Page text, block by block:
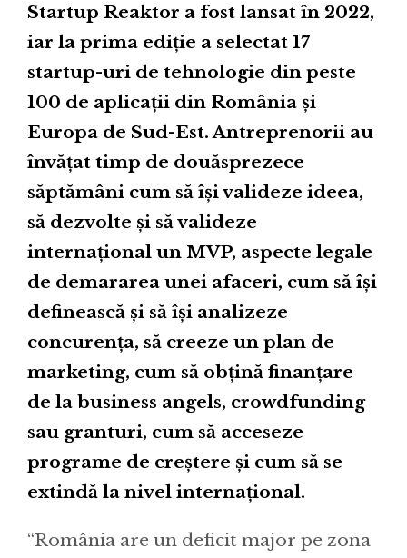
Startup Reaktor a fost lansat în 2022,
iar la prima ediție a selectat 17
startup-uri de tehnologie din peste
100 de aplicații din România și
Europa de Sud-Est. Antreprenorii au
învățat timp de douăsprezece
săptămâni cum să își valideze ideea,
să dezvolte și să valideze
internațional un MVP, aspecte legale
de demararea unei afaceri, cum să își
definească și să își analizeze
concurența, să creeze un plan de
marketing, cum să obțină finanțare
de la business angels, crowdfunding
sau granturi, cum să acceseze
programe de creștere și cum să se
extindă la nivel internațional.
“România are un deficit major pe zona